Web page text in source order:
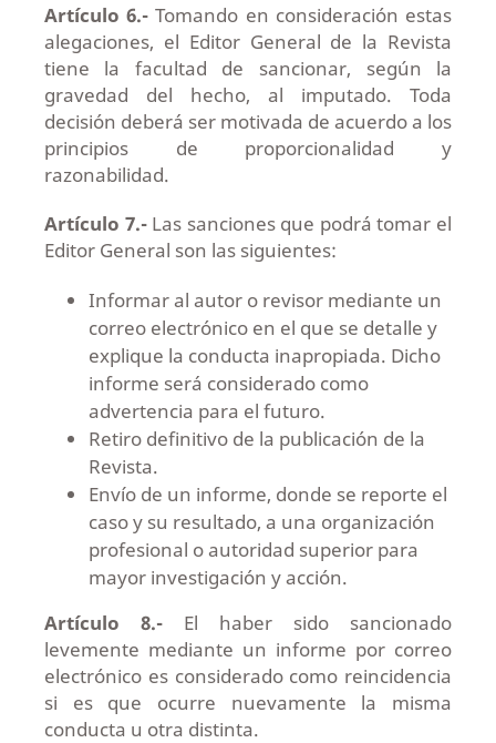
Artículo 6.- Tomando en consideración estas
alegaciones, el Editor General de la Revista
tiene la facultad de sancionar, según la
gravedad del hecho, al imputado. Toda
decisión deberá ser motivada de acuerdo a los
principios de proporcionalidad y
razonabilidad.
Artículo 7.-Las sanciones que podrá tomar el
Editor General son las siguientes:
Informar al autor o revisor mediante un
correo electrónico en el que se detalle y
explique la conducta inapropiada. Dicho
informe será considerado como
advertencia para el futuro.
Retiro definitivo de la publicación de la
Revista.
Envío de un informe, donde se reporte el
caso y su resultado, a una organización
profesional o autoridad superior para
mayor investigación y acción.
Artículo 8.- El haber sido sancionado
levemente mediante un informe por correo
electrónico es considerado como reincidencia
si es que ocurre nuevamente la misma
conducta u otra distinta.